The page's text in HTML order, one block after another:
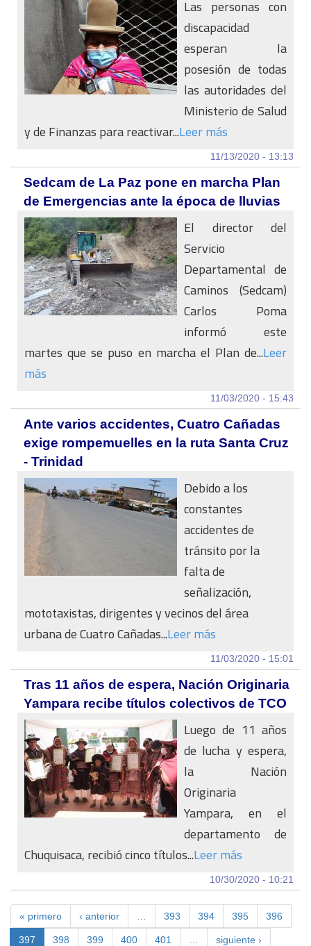
Las personas con
discapacidad
esperan la
posesión de todas
las autoridades del
Ministerio de Salud
y de Finanzas para reactivar...Leer más
11/13/2020 - 13:13
Sedcam de La Paz pone en marcha Plan
de Emergencias ante la época de lluvias
El director del
Servicio
Departamental de
Caminos (Sedcam)
Carlos Poma
informó este
martes que se puso en marcha el Plan de...Leer
más
11/03/2020 - 15:43
Ante varios accidentes, Cuatro Cañadas
exige rompemuelles en la ruta Santa Cruz
- Trinidad
Debido a los
constantes
accidentes de
tránsito por la
falta de
señalización,
mototaxistas, dirigentes y vecinos del área
urbana de Cuatro Cañadas...Leer más
11/03/2020 - 15:01
Tras 11 años de espera, Nación Originaria
Yampara recibe títulos colectivos de TCO
Luego de 11 años
de lucha y espera,
la Nación
Originaria
Yampara, en el
departamento de
Chuquisaca, recibió cinco títulos...Leer más
10/30/2020 - 10:21
« primero ‹ anterior 393 394 395 396
397 398 399 400 401 siguiente ›